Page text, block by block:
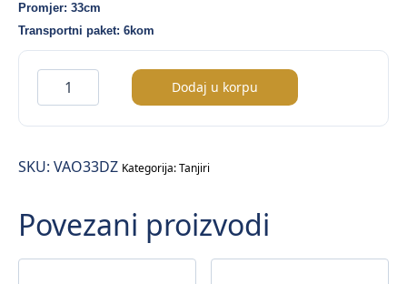
Promjer: 33cm
Transportni paket: 6kom
Vago
tanjir
plitki
količina
Dodaj u korpu
SKU: VAO33DZ Kategorija:Tanjiri
Povezani proizvodi